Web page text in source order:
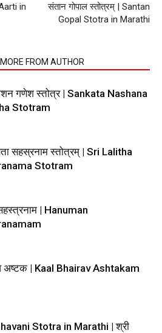
in
संतान गोपाल स्तोत्रम् | Santan
Gopal Stotra in Marathi
MORE FROM AUTHOR
गणेश स्तोत्र | Sankata Nashana
Stotram
सहस्रनाम स्तोत्रम् | Sri Lalitha
Stotram
| Hanuman
अष्टक | Kaal Bhairav Ashtakam
Stotra in Marathi | श्री